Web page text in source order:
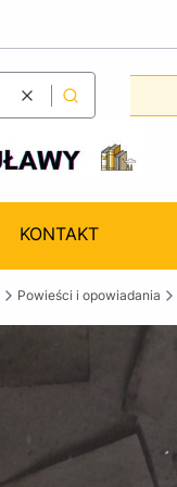
WyczyśćSzukaj
KONTAKT
Powieści i opowiadania